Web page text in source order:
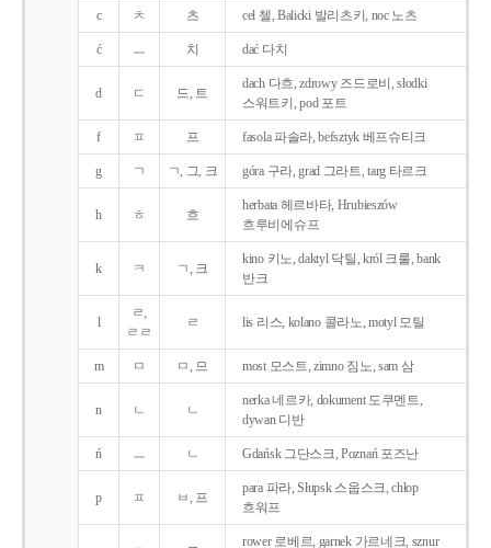
c ㅊ 츠 cel 첼, Balicki 발리츠키, noc 노츠
ć ㅡ 치 dać 다치
d ㄷ 드, 트
dach 다흐, zdrowy 즈드로비, słodki
스워트키, pod 포트
f ㅍ 프 fasola 파솔라, befsztyk 베프슈티크
g ㄱ ㄱ, 그, 크 góra 구라, grad 그라트, targ 타르크
h ㅎ 흐
herbata 헤르바타, Hrubieszów
흐루비에슈프
k ㅋ ㄱ, 크
kino 키노, daktyl 닥틸, król 크룰, bank
반크
l
ㄹ,
ㄹㄹ
ㄹ lis 리스, kolano 콜라노, motyl 모틸
m ㅁ ㅁ, 므 most 모스트, zimno 짐노, sam 삼
n ㄴ ㄴ
nerka 네르카, dokument 도쿠멘트,
dywan 디반
ń ㅡ ㄴ Gdańsk 그단스크, Poznań 포즈난
p ㅍ ㅂ, 프
para 파라, Słupsk 스웁스크, chłop
흐워프
rower 로베르, garnek 가르네크, sznur